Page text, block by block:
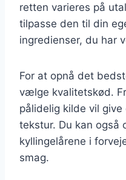
retten varieres på
tilpasse den til din
ingredienser, du har
For at opnå det
vælge kvalitetskød.
pålidelig kilde vil
tekstur. Du kan også
kyllingelårene i
smag.